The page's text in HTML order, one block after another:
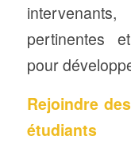
pertinentes
pour
Rejoindre
étudiants